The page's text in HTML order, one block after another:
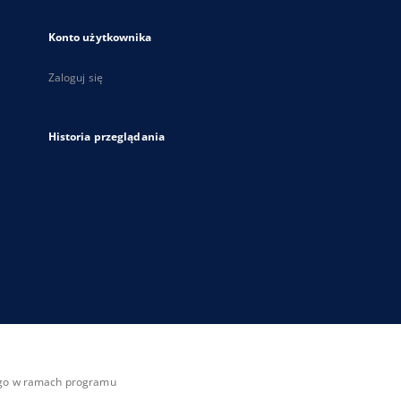
Konto użytkownika
Zaloguj się
Historia przeglądania
w ramach programu